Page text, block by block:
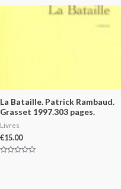
La Bataille. Patrick Rambaud.
Grasset 1997.303 pages.
Livres
€15.00